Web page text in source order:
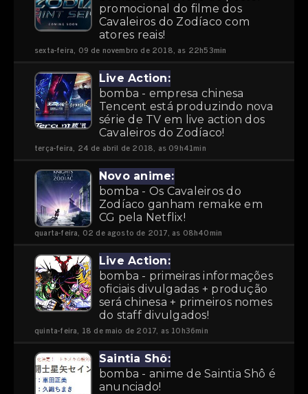
promocional do filme dos
Cavaleiros do Zodíaco com
atores reais!
sexta-feira, 09 de novembro de 2018, as 22h53min
Live Action:
bomba - empresa chinesa
Tencent está produzindo nova
série de TV em live action dos
Cavaleiros do Zodíaco!
terça-feira, 24 de abril de 2018, as 09h41min
Novo anime:
bomba - Os Cavaleiros do
Zodíaco ganham remake em
CG pela Netflix!
quarta-feira, 02 de agosto de 2017, as 08h40min
Live Action:
bomba - primeiras informações
oficiais divulgadas + produção
será chinesa + primeiros nomes
do staff divulgados!
quinta-feira, 18 de maio de 2017, as 10h36min
Saintia Shô:
bomba - anime de Saintia Shô é
anunciado!